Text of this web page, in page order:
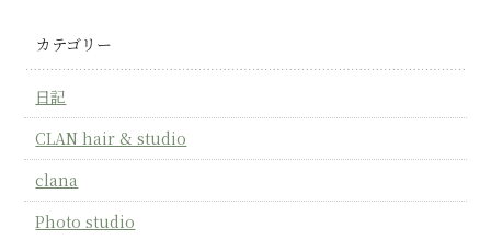
カテゴリー
日記
CLAN hair & studio
clana
Photo studio